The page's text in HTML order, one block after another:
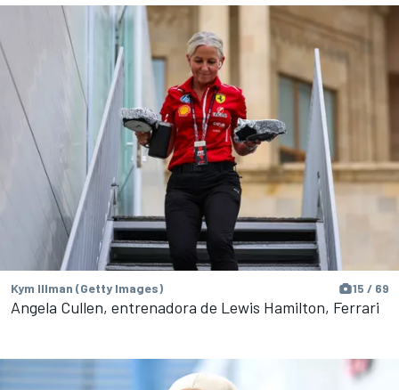
Kym Illman (Getty Images) 15 / 69
Angela Cullen, entrenadora de Lewis Hamilton, Ferrari